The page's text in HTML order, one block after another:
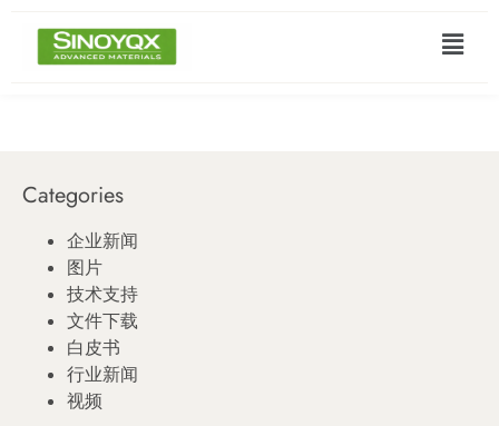
Categories
企业新闻
图片
技术支持
文件下载
白皮书
行业新闻
视频